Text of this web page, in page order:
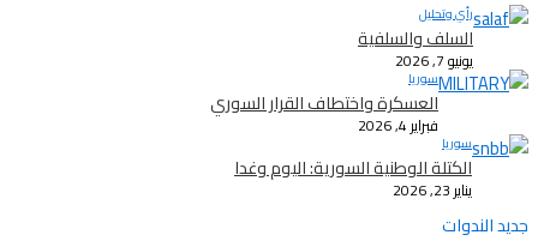
رأي وتحليل
السلف والسلفية
يونيو 7, 2026
سوريا
العسكرة واختطاف القرار السوري
فبراير 4, 2026
سوريا
الكتلة الوطنية السورية: اليوم وغدا
يناير 23, 2026
جديد الندوات